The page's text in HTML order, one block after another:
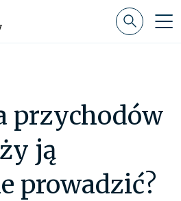
przychodów
ją
prowadzić?